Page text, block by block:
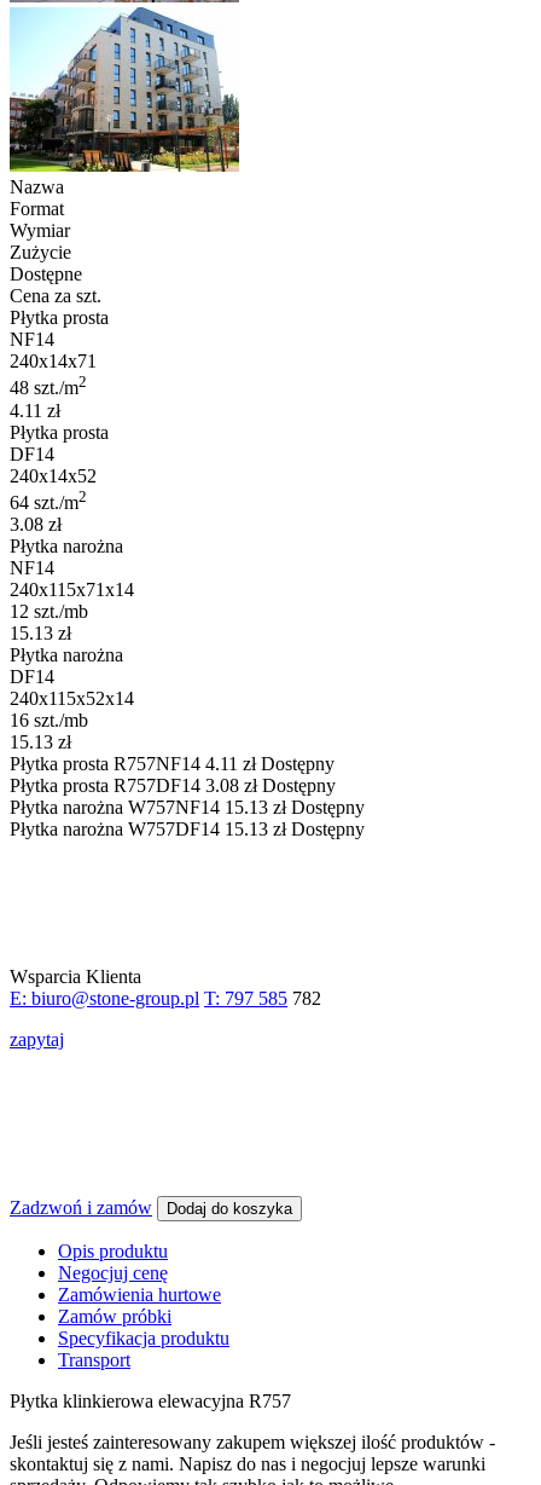
Nazwa
Format
Wymiar
Zużycie
Dostępne
Cena za szt.
Płytka prosta
NF14
240x14x71
48 szt./m2
4.11 zł
Płytka prosta
DF14
240x14x52
64 szt./m2
3.08 zł
Płytka narożna
NF14
240x115x71x14
12 szt./mb
15.13 zł
Płytka narożna
DF14
240x115x52x14
16 szt./mb
15.13 zł
Płytka prosta R757NF14 4.11 zł Dostępny
Płytka prosta R757DF14 3.08 zł Dostępny
Płytka narożna W757NF14 15.13 zł Dostępny
Płytka narożna W757DF14 15.13 zł Dostępny
Wsparcia Klienta
E: biuro@stone-group.pl T: 797 585 782
zapytaj
Zadzwoń i zamów Dodaj do koszyka
Opis produktu
Negocjuj cenę
Zamówienia hurtowe
Zamów próbki
Specyfikacja produktu
Transport
Płytka klinkierowa elewacyjna R757
Jeśli jesteś zainteresowany zakupem większej ilość produktów -
skontaktuj się z nami. Napisz do nas i negocjuj lepsze warunki